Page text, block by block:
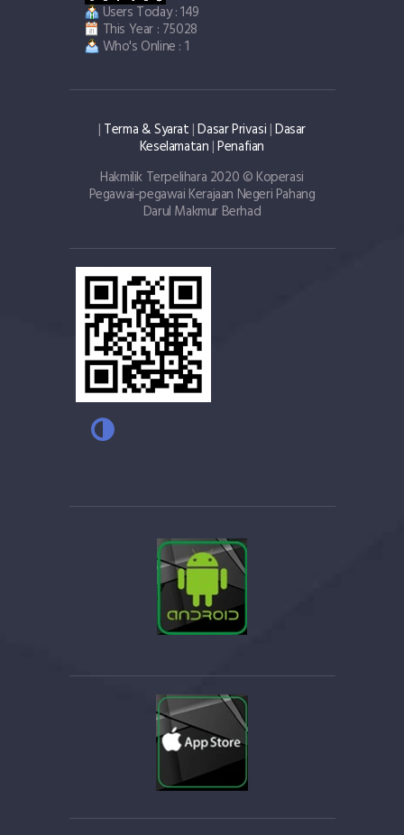
Users Today : 149
This Year : 75028
Who's Online : 1
| Terma & Syarat |Dasar Privasi |Dasar
Keselamatan |Penafian
Hakmilik Terpelihara 2020 © Koperasi
Pegawai-pegawai Kerajaan Negeri Pahang
Darul Makmur Berhad